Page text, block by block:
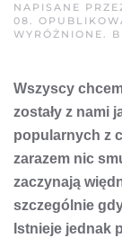
NAPISANE
08.
WYRÓŻNIONE.
Wszyscy
zostały z nami
popularnych z
zarazem nic
zaczynają
szczególnie
Istnieje jednak